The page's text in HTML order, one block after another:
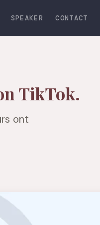
SPEAKER CONTACT
TikTok.
ont